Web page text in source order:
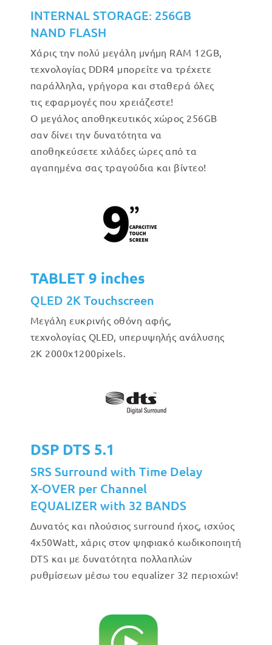
INTERNAL STORAGE: 256GB
NAND FLASH
Χάρις την πολύ μεγάλη μνήμη RAM 12GB,
τεχνολογίας DDR4 μπορείτε να τρέχετε
παράλληλα, γρήγορα και σταθερά όλες
τις εφαρμογές που χρειάζεστε!
Ο μεγάλος αποθηκευτικός χώρος 256GB
σαν δίνει την δυνατότητα να
αποθηκεύσετε χιλάδες ώρες από τα
αγαπημένα σας τραγούδια και βίντεο!
TABLET 9 inches
QLED 2K Touchscreen
Μεγάλη ευκρινής οθόνη αφής,
τεχνολογίας QLED, υπερυψηλής ανάλυσης
2Κ 2000x1200pixels.
DSP DTS 5.1
SRS Surround with Time Delay
X-OVER per Channel
EQUALIZER with 32 BANDS
Δυνατός και πλούσιος surround ήχος, ισχύος
4x50Watt, χάρις στον ψηφιακό κωδικοποιητή
DTS και με δυνατότητα πολλαπλών
ρυθμίσεων μέσω του equalizer 32 περιοχών!